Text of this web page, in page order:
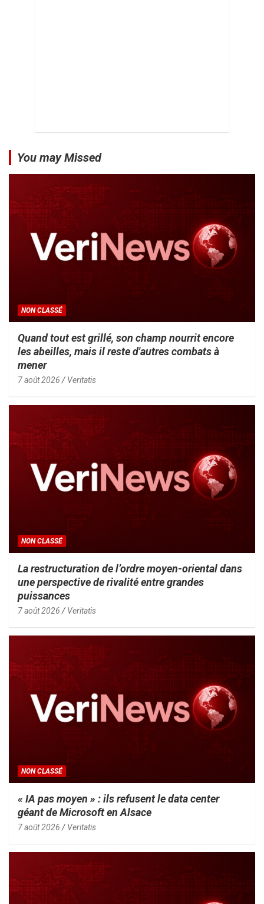
You may Missed
NON CLASSÉ
Quand tout est grillé, son champ nourrit encore
les abeilles, mais il reste d'autres combats à
mener
7 août 2026 Veritatis
NON CLASSÉ
La restructuration de l’ordre moyen-oriental dans
une perspective de rivalité entre grandes
puissances
7 août 2026 Veritatis
NON CLASSÉ
« IA pas moyen » : ils refusent le data center
géant de Microsoft en Alsace
7 août 2026 Veritatis